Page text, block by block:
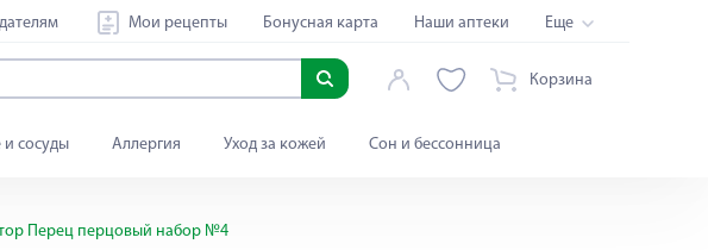
Мои рецепты Бонусная карта Наши аптеки Еще
Корзина
и сосуды Аллергия Уход за кожей Сон и бессонница
Перец перцовый набор №4